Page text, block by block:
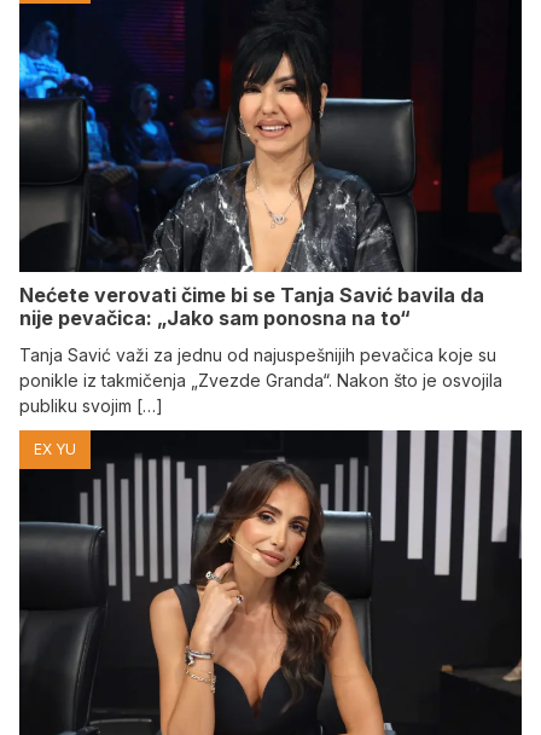
Nećete verovati čime bi se Tanja Savić bavila da
nije pevačica: „Jako sam ponosna na to“
Tanja Savić važi za jednu od najuspešnijih pevačica koje su
ponikle iz takmičenja „Zvezde Granda“. Nakon što je osvojila
publiku svojim […]
EX YU